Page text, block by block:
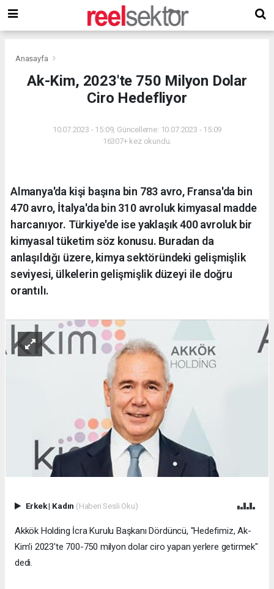
Anasayfa
Ak-Kim, 2023'te 750 Milyon Dolar
Ciro Hedefliyor
10.07.2023 - 15:09, Güncelleme: 10.07.2023 - 15:09
16307+ kez okundu.
Almanya'da kişi başına bin 783 avro, Fransa'da bin
470 avro, İtalya'da bin 310 avroluk kimyasal madde
harcanıyor. Türkiye'de ise yaklaşık 400 avroluk bir
kimyasal tüketim söz konusu. Buradan da
anlaşıldığı üzere, kimya sektöründeki gelişmişlik
seviyesi, ülkelerin gelişmişlik düzeyi ile doğru
orantılı.
Erkek| Kadın (Haberi Sesli Oku)
Akkök Holding İcra Kurulu Başkanı Dördüncü, "Hedefimiz, Ak-
Kim'i 2023'te 700-750 milyon dolar ciro yapan yerlere getirmek"
dedi.